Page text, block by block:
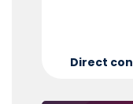
Direct